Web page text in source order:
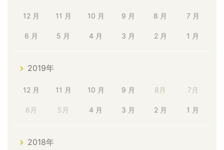
12 月 11 月 10 月 9 月 8 月 7 月
6 月 5 月 4 月 3 月 2 月 1 月
2019年
12 月 11 月 10 月 9 月 8月 7月
6月 5月 4 月 3 月 2 月 1 月
2018年